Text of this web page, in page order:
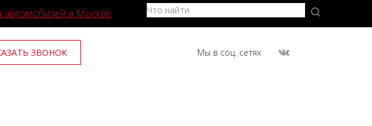
автомобилей в Москве
ЗВОНОК Мы в соц. сетях